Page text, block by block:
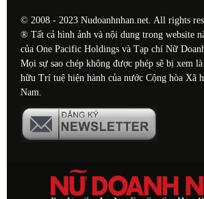
© 2008 - 2023 Nudoanhnhan.net. All rights
® Tất cả hình ảnh và nội dung trong website
của One Pacific Holdings và Tạp chí Nữ
Mọi sự sao chép không được phép sẽ bị xem
hữu Trí tuệ hiện hành của nước Cộng hòa Xã
Nam.